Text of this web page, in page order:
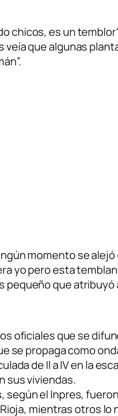
chicos, es un
que algunas
momento se
yo pero esta
pequeño que atribuyó
oficiales que se
se propaga como
de II a IV en la
sus viviendas.
según el Inpres,
mientras otros